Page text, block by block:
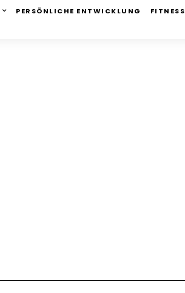
PERSÖNLICHE ENTWICKLUNG FITNESS